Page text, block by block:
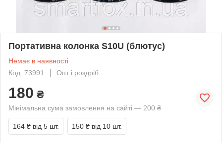
Портативна колонка S10U (блютус)
Немає в наявності
Код: 73991
Опт і роздріб
180 ₴
Мінімальна сума замовлення на сайті — 200 ₴
164 ₴ від 5 шт. 150 ₴ від 10 шт.